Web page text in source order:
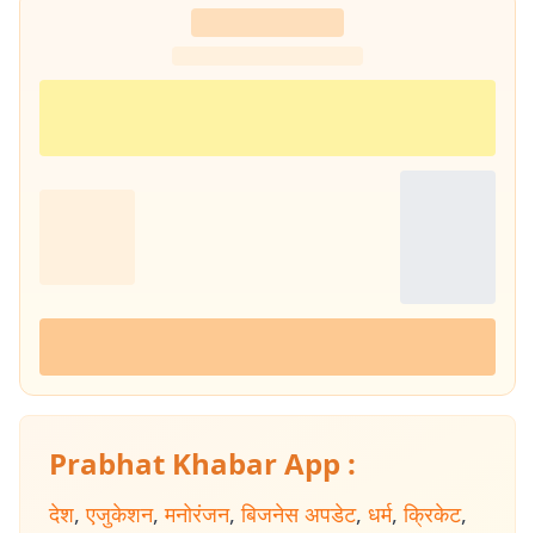
Prabhat Khabar App :
देश, एजुकेशन, मनोरंजन, बिजनेस अपडेट, धर्म, क्रिकेट,